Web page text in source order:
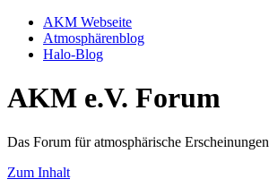
AKM Webseite
Atmosphärenblog
Halo-Blog
AKM e.V. Forum
Das Forum für atmosphärische Erscheinungen
Zum Inhalt